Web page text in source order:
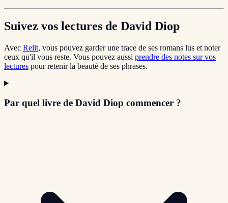
Suivez vos lectures de David Diop
Avec Relit, vous pouvez garder une trace de ses romans lus et noter
ceux qu'il vous reste. Vous pouvez aussi prendre des notes sur vos
lectures pour retenir la beauté de ses phrases.
Par quel livre de David Diop commencer ?